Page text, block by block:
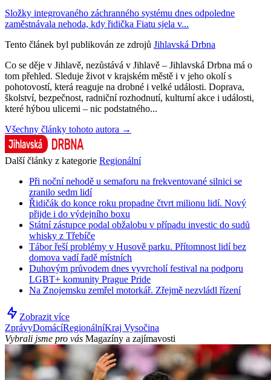
Složky integrovaného záchranného systému dnes odpoledne
zaměstnávala nehoda, kdy řidička Fiatu sjela v...
Tento článek byl publikován ze zdrojů Jihlavská Drbna
Co se děje v Jihlavě, nezůstává v Jihlavě – Jihlavská Drbna má o
tom přehled. Sleduje život v krajském městě i v jeho okolí s
pohotovostí, která reaguje na drobné i velké události. Doprava,
školství, bezpečnost, radniční rozhodnutí, kulturní akce i události,
které hýbou ulicemi – nic podstatného...
Všechny články tohoto autora →
Další články z kategorie Regionální
Při noční nehodě u semaforu na frekventované silnici se
zranilo sedm lidí
Řidičák do konce roku propadne čtvrt milionu lidí. Nový
přijde i do výdejního boxu
Státní zástupce podal obžalobu v případu investic do sudů
whisky z Třebíče
Tábor řeší problémy v Husově parku. Přítomnost lidí bez
domova vadí řadě místních
Duhovým průvodem dnes vyvrcholí festival na podporu
LGBT+ komunity Prague Pride
Na Znojemsku zemřel motorkář. Zřejmě nezvládl řízení
Zobrazit více
ZprávyDomácíRegionálníKraj Vysočina
Vybrali jsme pro vás Magazíny a zajímavosti